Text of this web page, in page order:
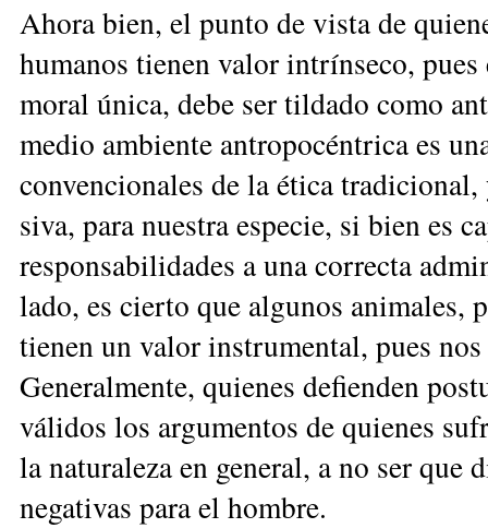
Ahora bien, el punto de vista de
humanos tienen valor intrínseco,
moral única, debe ser tildado como
medio ambiente an­tro­po­céntrica es
convencionales de la ética
siva, para nuestra especie, si bien es
responsabilidades a una correcta
lado, es cierto que algunos
tienen un va­lor instrumental, pues
Generalmente, quienes defienden
válidos los argumentos de quie­nes
la naturaleza en general, a no ser que
ne­gativas para el hombre.